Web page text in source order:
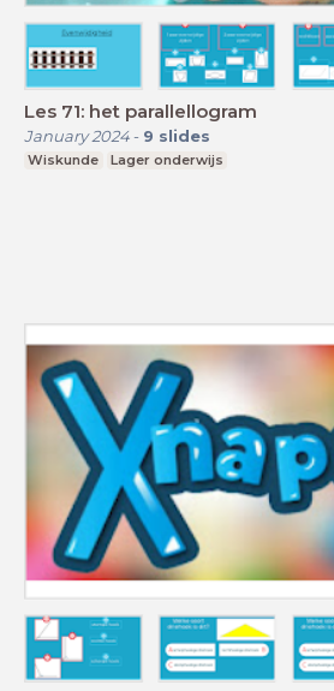
Les 71: het parallellogram
January 2024- 9 slides
Wiskunde Lager onderwijs